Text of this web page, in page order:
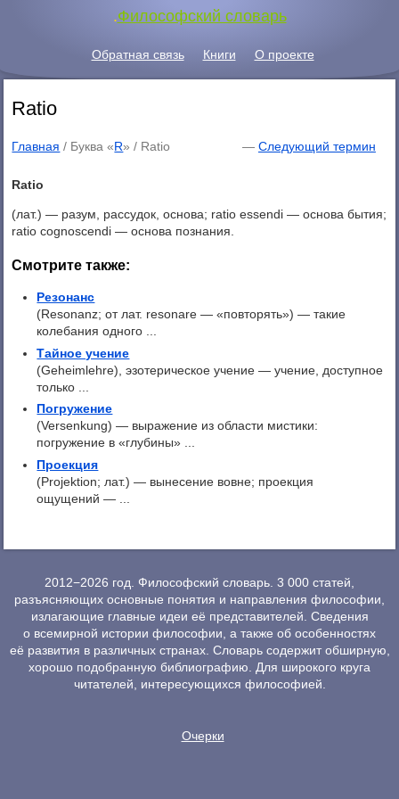
.Философский словарь
Обратная связь Книги О проекте
Ratio
Главная / Буква «R» / Ratio — Следующий термин
Ratio
(лат.) — разум, рассудок, основа; ratio essendi — основа бытия;
ratio cognoscendi — основа познания.
Смотрите также:
Резонанс
(Resonanz; от лат. resonare — «повторять») — такие
колебания одного ...
Тайное учение
(Geheimlehre), эзотерическое учение — учение, доступное
только ...
Погружение
(Versenkung) — выражение из области мистики:
погружение в «глубины» ...
Проекция
(Projektion; лат.) — вынесение вовне; проекция
ощущений — ...
2012−2026 год. Философский словарь. 3 000 статей,
разъясняющих основные понятия и направления философии,
излагающие главные идеи её представителей. Сведения
о всемирной истории философии, а также об особенностях
её развития в различных странах. Словарь содержит обширную,
хорошо подобранную библиографию. Для широкого круга
читателей, интересующихся философией.
Очерки